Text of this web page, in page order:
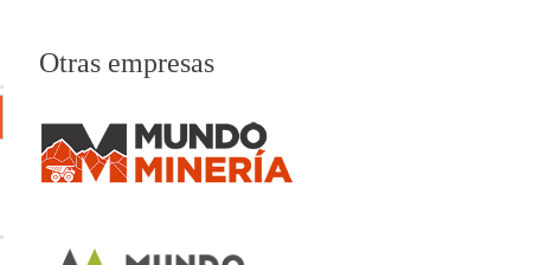
Otras empresas